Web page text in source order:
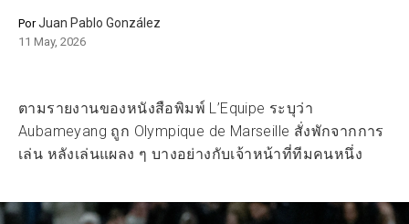
PorJuan Pablo González
11 May, 2026
ตามรายงานของหนังสือพิมพ์ L’Equipe ระบุว่า
Aubameyang ถูก Olympique de Marseille สั่งพักจากการ
เล่น หลังเล่นแผลง ๆ บางอย่างกับเจ้าหน้าที่ทีมคนหนึ่ง